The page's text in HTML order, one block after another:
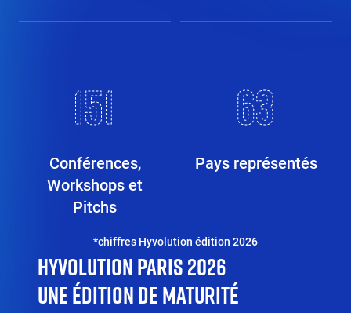
153
Conférences,
Workshops et
Pitchs
64
Pays représentés
texte
*chiffres Hyvolution édition 2026
Éditeur
de
texte
HYVOLUTION PARIS 2026
UNE ÉDITION DE MATURITÉ